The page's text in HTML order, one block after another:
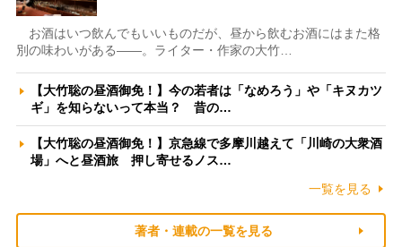
お酒はいつ飲んでもいいものだが、昼から飲むお酒にはまた格
別の味わいがある――。ライター・作家の大竹…
【大竹聡の昼酒御免！】今の若者は「なめろう」や「キヌカツ
ギ」を知らないって本当？ 昔の…
【大竹聡の昼酒御免！】京急線で多摩川越えて「川崎の大衆酒
場」へと昼酒旅 押し寄せるノス…
一覧を見る
著者・連載の一覧を見る